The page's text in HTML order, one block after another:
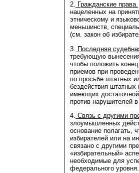
2. Гражданские права.
нацеленных на
этническому и
меньшинств,
(см. закон об
3.
Последняя
требующую
чтобы положить
приемов при
по просьбе штатных
бездействия штатных
имеющих
против нарушителей в
4. Связь с другими
злоумышленных
основание полагать,
избирателей или на
связано с другими
«избирательный»
необходимые для
федерального уровня.